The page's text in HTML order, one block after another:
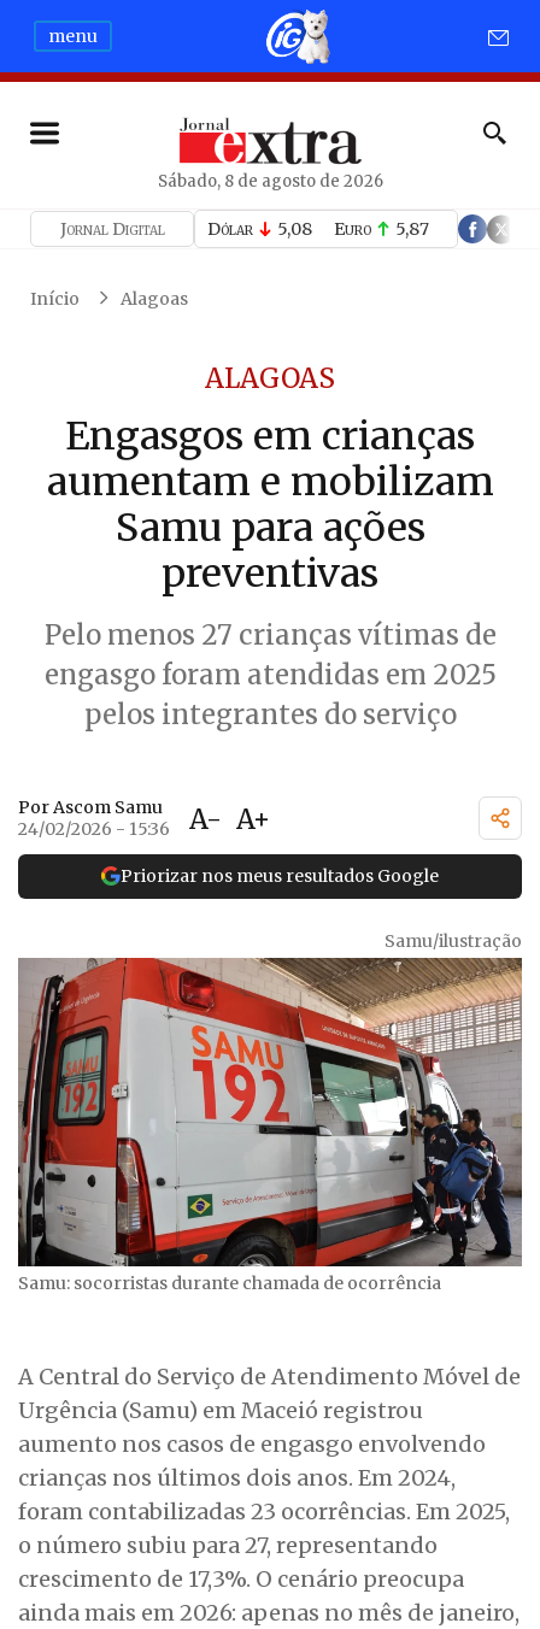
menu
Sábado, 8 de agosto de 2026
Jornal Digital Dólar 5,08 Euro 5,87
Início Alagoas
ALAGOAS
Engasgos em crianças
aumentam e mobilizam
Samu para ações
preventivas
Pelo menos 27 crianças vítimas de
engasgo foram atendidas em 2025
pelos integrantes do serviço
Por Ascom Samu
24/02/2026 - 15:36
A- A+
Priorizar nos meus resultados Google
Samu/ilustração
Samu: socorristas durante chamada de ocorrência
A Central do Serviço de Atendimento Móvel de
Urgência (Samu) em Maceió registrou
aumento nos casos de engasgo envolvendo
crianças nos últimos dois anos. Em 2024,
foram contabilizadas 23 ocorrências. Em 2025,
o número subiu para 27, representando
crescimento de 17,3%. O cenário preocupa
ainda mais em 2026: apenas no mês de janeiro,